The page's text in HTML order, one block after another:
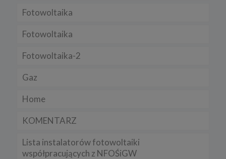
Fotowoltaika
Fotowoltaika
Fotowoltaika-2
Gaz
Home
KOMENTARZ
Lista instalatorów fotowoltaiki
współpracujących z NFOŚiGW